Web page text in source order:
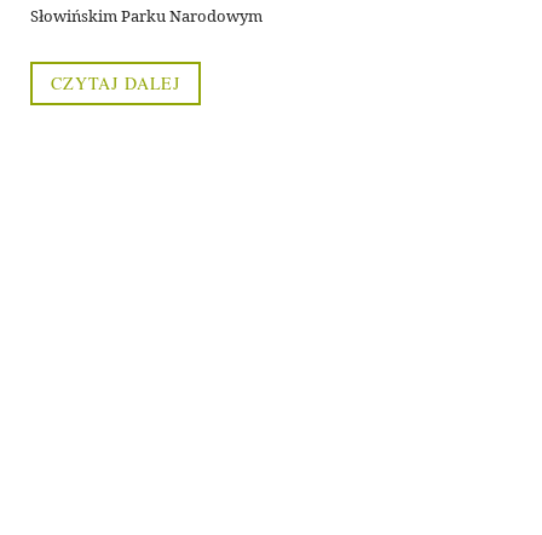
Słowińskim Parku Narodowym
CZYTAJ DALEJ